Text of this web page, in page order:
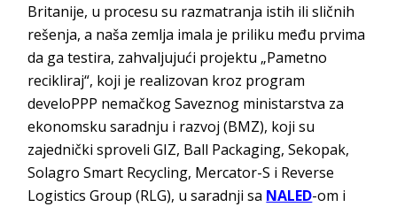
Britanije, u procesu su razmatranja istih ili sličnih
rešenja, a naša zemlja imala je priliku među prvima
da ga testira, zahvaljujući projektu „Pametno
recikliraj“, koji je realizovan kroz program
develoPPP nemačkog Saveznog ministarstva za
ekonomsku saradnju i razvoj (BMZ), koji su
zajednički sproveli GIZ, Ball Packaging, Sekopak,
Solagro Smart Recycling, Mercator-S i Reverse
Logistics Group (RLG), u saradnji sa NALED-om i